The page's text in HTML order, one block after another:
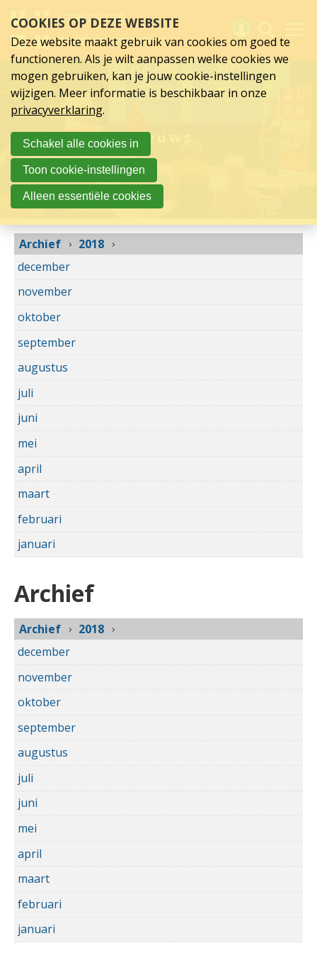
2018
links
over
Spring
hoofd
inhoud
Spring
naar
hoofdnavigatie
Nieuws
Archief
2018
december
november
oktober
september
augustus
juli
juni
mei
april
maart
februari
januari
Archief
Archief
2018
december
november
oktober
september
augustus
juli
juni
mei
april
maart
februari
januari
Activiteiten
Nieuws
Verslagen
Sluit je aan
Over UCK
COOKIES OP DEZE WEBSITE
Deze website maakt gebruik van cookies om goed te
functioneren. Als je wilt aanpassen welke cookies we
mogen gebruiken, kan je jouw cookie-instellingen
wijzigen. Meer informatie is beschikbaar in onze
privacyverklaring.
Schakel alle cookies in
Toon cookie-instellingen
Alleen essentiële cookies